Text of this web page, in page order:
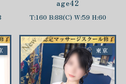
age42
T:160 B:88(C) W:59 H:60
東京